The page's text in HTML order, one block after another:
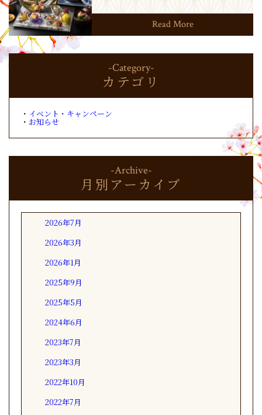
Read More
-Category-
カテゴリ
イベント・キャンペーン
お知らせ
-Archive-
月別アーカイブ
2026年7月
2026年3月
2026年1月
2025年9月
2025年5月
2024年6月
2023年7月
2023年3月
2022年10月
2022年7月